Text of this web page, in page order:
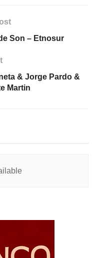
Son – Etnosur
& Jorge Pardo &
Martin